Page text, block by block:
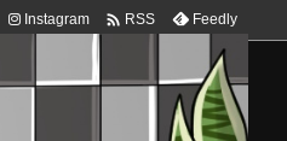
Instagram  RSS Feedly